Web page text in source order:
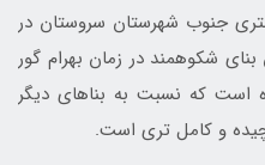
جنوب شهرستان سروستان در
شکوهمند در زمان بهرام گور
که نسبت به بناهای دیگر
و کامل تری است.